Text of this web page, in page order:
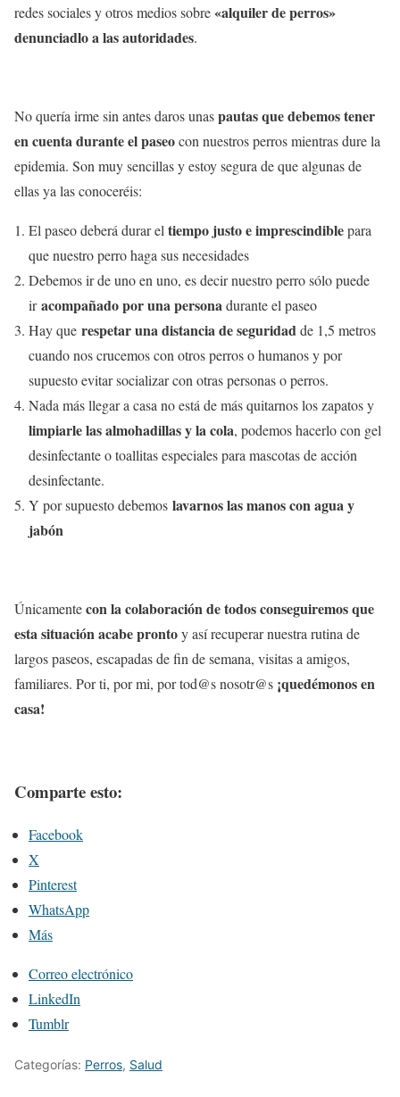
redes sociales y otros medios sobre«alquiler de perros»
denunciadlo a las autoridades.
No quería irme sin antes daros unaspautas que debemos tener
en cuenta durante el paseocon nuestros perros mientras dure la
epidemia. Son muy sencillas y estoy segura de que algunas de
ellas ya las conoceréis:
El paseo deberá durar el tiempo justo e imprescindiblepara
que nuestro perro haga sus necesidades
Debemos ir de uno en uno, es decir nuestro perro sólo puede
iracompañado por una personadurante el paseo
Hay que respetar una distancia de seguridadde 1,5 metros
cuando nos crucemos con otros perros o humanos y por
supuesto evitar socializar con otras personas o perros.
Nada más llegar a casa no está de más quitarnos los zapatos y
limpiarle las almohadillas y la cola, podemos hacerlo con gel
desinfectante o toallitas especiales para mascotas de acción
desinfectante.
Y por supuesto debemos lavarnos las manos con agua y
jabón
Únicamentecon la colaboración de todos conseguiremos que
esta situación acabe prontoy así recuperar nuestra rutina de
largos paseos, escapadas de fin de semana, visitas a amigos,
familiares. Por ti, por mi, por tod@s nosotr@s ¡quedémonos en
casa!
Comparte esto:
Facebook
X
Pinterest
WhatsApp
Más
Correo electrónico
LinkedIn
Tumblr
Categorías: Perros, Salud